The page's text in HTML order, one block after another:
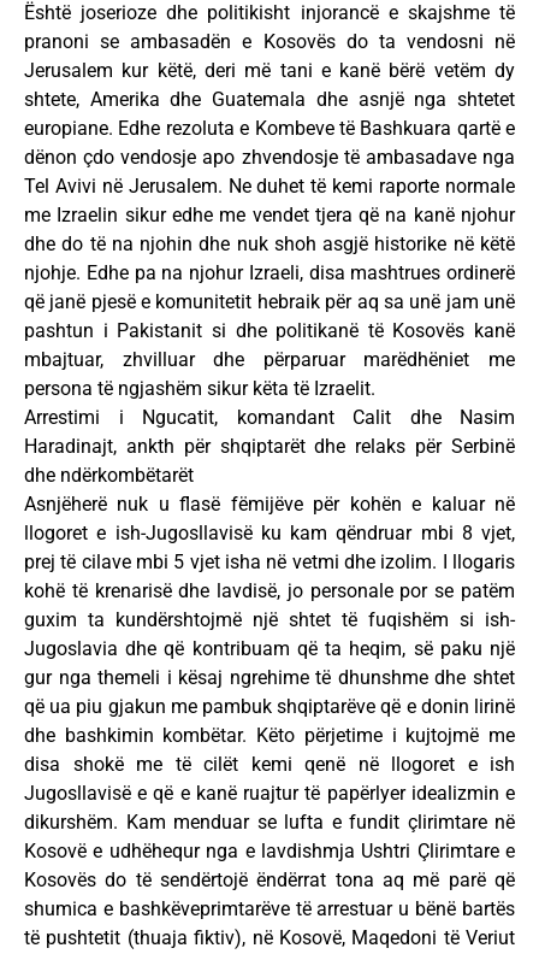
Është joserioze dhe politikisht injorancë e skajshme të
pranoni se ambasadën e Kosovës do ta vendosni në
Jerusalem kur këtë, deri më tani e kanë bërë vetëm dy
shtete, Amerika dhe Guatemala dhe asnjë nga shtetet
europiane. Edhe rezoluta e Kombeve të Bashkuara qartë e
dënon çdo vendosje apo zhvendosje të ambasadave nga
Tel Avivi në Jerusalem. Ne duhet të kemi raporte normale
me Izraelin sikur edhe me vendet tjera që na kanë njohur
dhe do të na njohin dhe nuk shoh asgjë historike në këtë
njohje. Edhe pa na njohur Izraeli, disa mashtrues ordinerë
që janë pjesë e komunitetit hebraik për aq sa unë jam unë
pashtun i Pakistanit si dhe politikanë të Kosovës kanë
mbajtuar, zhvilluar dhe përparuar marëdhëniet me
persona të ngjashëm sikur këta të Izraelit.
Arrestimi i Ngucatit, komandant Calit dhe Nasim
Haradinajt, ankth për shqiptarët dhe relaks për Serbinë
dhe ndërkombëtarët
Asnjëherë nuk u flasë fëmijëve për kohën e kaluar në
llogoret e ish-Jugosllavisë ku kam qëndruar mbi 8 vjet,
prej të cilave mbi 5 vjet isha në vetmi dhe izolim. I llogaris
kohë të krenarisë dhe lavdisë, jo personale por se patëm
guxim ta kundërshtojmë një shtet të fuqishëm si ish-
Jugoslavia dhe që kontribuam që ta heqim, së paku një
gur nga themeli i kësaj ngrehime të dhunshme dhe shtet
që ua piu gjakun me pambuk shqiptarëve që e donin lirinë
dhe bashkimin kombëtar. Këto përjetime i kujtojmë me
disa shokë me të cilët kemi qenë në llogoret e ish
Jugosllavisë e që e kanë ruajtur të papërlyer idealizmin e
dikurshëm. Kam menduar se lufta e fundit çlirimtare në
Kosovë e udhëhequr nga e lavdishmja Ushtri Çlirimtare e
Kosovës do të sendërtojë ëndërrat tona aq më parë që
shumica e bashkëveprimtarëve të arrestuar u bënë bartës
të pushtetit (thuaja fiktiv), në Kosovë, Maqedoni të Veriut